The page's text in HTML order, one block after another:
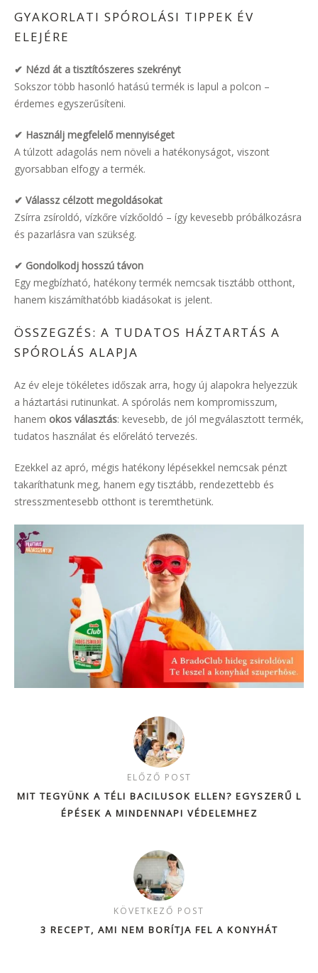
GYAKORLATI SPÓROLÁSI TIPPEK ÉV
ELEJÉRE
✔ Nézd át a tisztítószeres szekrényt
Sokszor több hasonló hatású termék is lapul a polcon –
érdemes egyszerűsíteni.
✔ Használj megfelelő mennyiséget
A túlzott adagolás nem növeli a hatékonyságot, viszont
gyorsabban elfogy a termék.
✔ Válassz célzott megoldásokat
Zsírra zsíroldó, vízkőre vízkőoldó – így kevesebb próbálkozásra
és pazarlásra van szükség.
✔ Gondolkodj hosszú távon
Egy megbízható, hatékony termék nemcsak tisztább otthont,
hanem kiszámíthatóbb kiadásokat is jelent.
ÖSSZEGZÉS: A TUDATOS HÁZTARTÁS A
SPÓROLÁS ALAPJA
Az év eleje tökéletes időszak arra, hogy új alapokra helyezzük
a háztartási rutinunkat. A spórolás nem kompromisszum,
hanem okos választás: kevesebb, de jól megválasztott termék,
tudatos használat és előrelátó tervezés.
Ezekkel az apró, mégis hatékony lépésekkel nemcsak pénzt
takaríthatunk meg, hanem egy tisztább, rendezettebb és
stresszmentesebb otthont is teremthetünk.
ELŐZŐ POST
MIT TEGYÜNK A TÉLI BACILUSOK ELLEN? EGYSZERŰ L
ÉPÉSEK A MINDENNAPI VÉDELEMHEZ
KÖVETKEZŐ POST
3 RECEPT, AMI NEM BORÍTJA FEL A KONYHÁT